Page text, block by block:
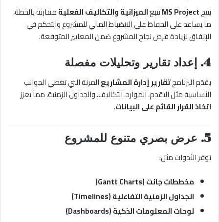
يتيحMS Projectتتبعالميزانية والتكاليف الفعليةمقارنة بالخطة،
ما يساعد على الحفاظ على الانضباط المالي للمشروع والتحكم في
الإنفاق لزيادة فرص نجاح المشروع ضمن المعايير المتوقعة.
4. إعداد تقارير وتحليلات مفصلة
يقدّم البرنامجتقارير إدارة المشاريعالمرنة التي تغطي الجوانب
الأساسية مثل التقدم، الموارد، التكاليف، والجداول الزمنية، مما يعزز
اتخاذ القرار القائم على البيانات.
5. عرض بصري متنوع للمشروع
توفر الأدوات مثل:
مخططات جانت (Gantt Charts)
الجداول الزمنية التفاعلية (Timelines)
لوحات المعلومات الذكية (Dashboards)